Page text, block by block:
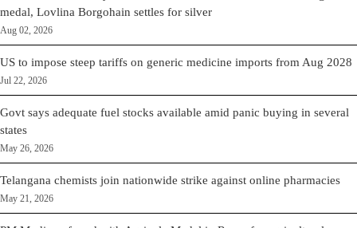
medal, Lovlina Borgohain settles for silver
Aug 02, 2026
US to impose steep tariffs on generic medicine imports from Aug 2028
Jul 22, 2026
Govt says adequate fuel stocks available amid panic buying in several
states
May 26, 2026
Telangana chemists join nationwide strike against online pharmacies
May 21, 2026